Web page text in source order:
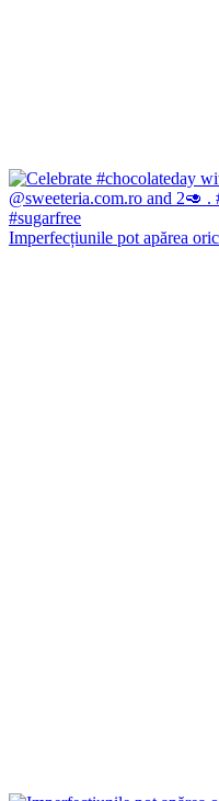
Imperfecțiunile pot apărea